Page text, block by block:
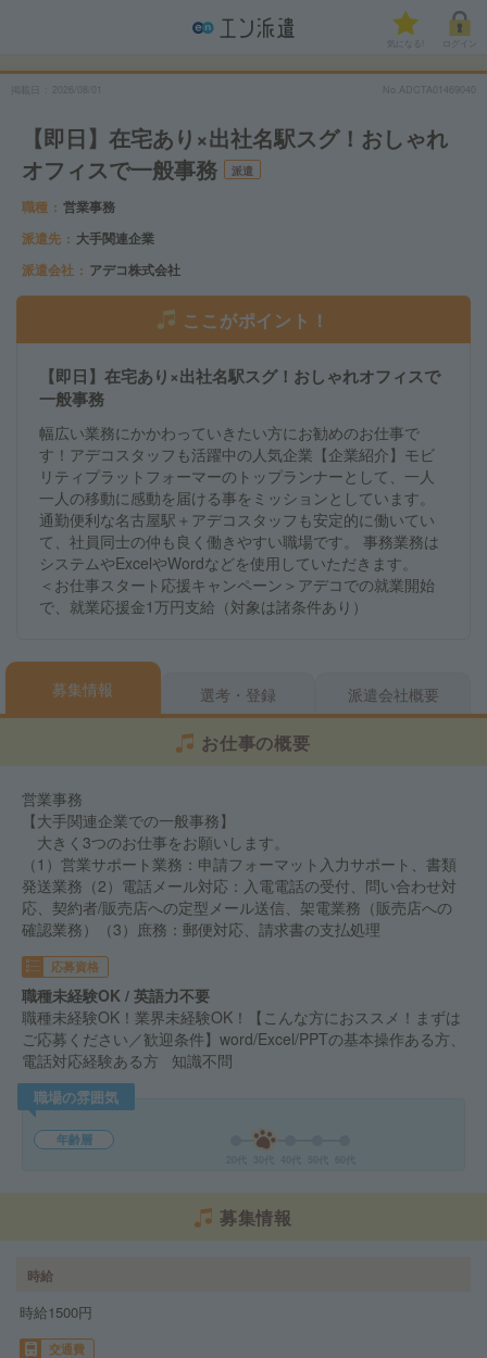
気になる!
2026/08/01 No.ADCTA01469040
【即日】在宅あり×出社名駅スグ！おしゃれ
オフィスで一般事務
派遣
職種
営業事務
派遣先
大手関連企業
派遣会社
アデコ株式会社
ここがポイント！
【即日】在宅あり×出社名駅スグ！おしゃれオフィスで
一般事務
幅広い業務にかかわっていきたい方にお勧めのお仕事で
す！アデコスタッフも活躍中の人気企業【企業紹介】モビ
リティプラットフォーマーのトップランナーとして、一人
一人の移動に感動を届ける事をミッションとしています。
通勤便利な名古屋駅＋アデコスタッフも安定的に働いてい
て、社員同士の仲も良く働きやすい職場です。 事務業務は
システムやExcelやWordなどを使用していただきます。
＜お仕事スタート応援キャンペーン＞アデコでの就業開始
で、就業応援金1万円支給（対象は諸条件あり）
募集情報 選考・登録 派遣会社概要
お仕事の概要
営業事務
【大手関連企業での一般事務】
大きく3つのお仕事をお願いします。
（1）営業サポート業務：申請フォーマット入力サポート、書類
発送業務（2）電話メール対応：入電電話の受付、問い合わせ対
応、契約者/販売店への定型メール送信、架電業務（販売店への
確認業務）（3）庶務：郵便対応、請求書の支払処理
応募資格
職種未経験OK / 英語力不要
職種未経験OK！業界未経験OK！【こんな方におススメ！まずは
ご応募ください／歓迎条件】word/Excel/PPTの基本操作ある方、
電話対応経験ある方 知識不問
職場の雰囲気
年齢層
募集情報
時給
時給1500円
交通費